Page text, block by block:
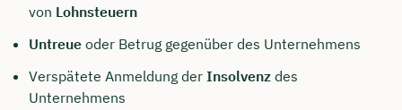
von Lohnsteuern
Untreue oder Betrug gegenüber des Unternehmens
Verspätete Anmeldung der Insolvenz des
Unternehmens